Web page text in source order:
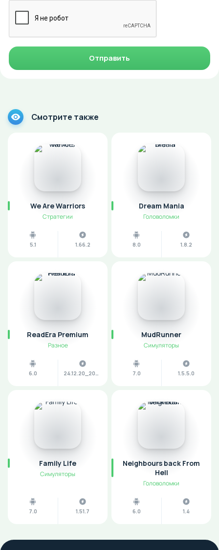
Отправить
Смотрите также
We Are Warriors
Стратегии
5.1 1.66.2
Dream Mania
Головоломки
8.0 1.8.2
ReadEra Premium
Разное
6.0 24.12.20_2070
MudRunner
Симуляторы
7.0 1.5.5.0
Family Life
Симуляторы
7.0 1.51.7
Neighbours back From
Hell
Головоломки
6.0 1.4